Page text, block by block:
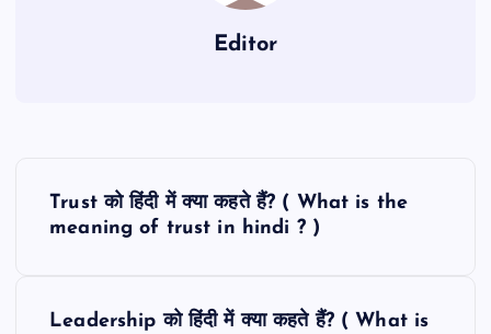
Editor
Trust को हिंदी में क्या कहते हैं? ( What is the
meaning of trust in hindi ? )
Leadership को हिंदी में क्या कहते हैं? ( What is